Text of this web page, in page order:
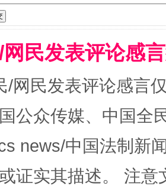
，一次搞定
民发表评论感
/网民发表评论感言
公众传媒、中国全
news/中国法制新
证实其描述。 注